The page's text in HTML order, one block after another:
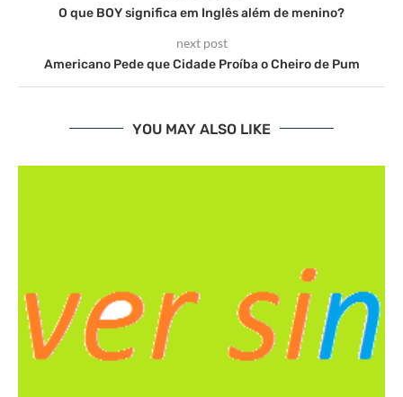
O que BOY significa em Inglês além de menino?
next post
Americano Pede que Cidade Proíba o Cheiro de Pum
YOU MAY ALSO LIKE